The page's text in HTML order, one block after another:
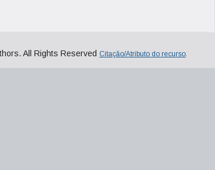
All Rights Reserved Citação/Atributo do recurso.